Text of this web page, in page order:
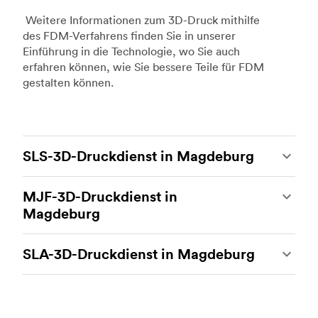
Weitere Informationen zum 3D-Druck mithilfe
des FDM-Verfahrens finden Sie in unserer
Einführung in die Technologie, wo Sie auch
erfahren können, wie Sie bessere Teile für FDM
gestalten können.
SLS-3D-Druckdienst in Magdeburg
(SLS) handelt es sich um eines der stärksten
additiven Fertigungsverfahren, das es
ermöglicht, beständige und genaue
kundenspezifische Teile herzustellen. Der SLS-
3D-Druck ist ideal für Rapid Prototyping und
funktionales Prototyping, Endverbraucherteile
MJF-3D-Druckdienst in
Magdeburg
additive Fertigungsverfahren von Hewlett-
Packard. Hierbei handelt es sich um die
SLA-3D-Druckdienst in Magdeburg